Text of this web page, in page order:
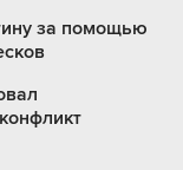
за помощью